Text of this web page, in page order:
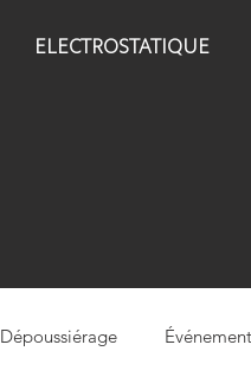
ELECTROSTATIQUE
Dépoussiérage